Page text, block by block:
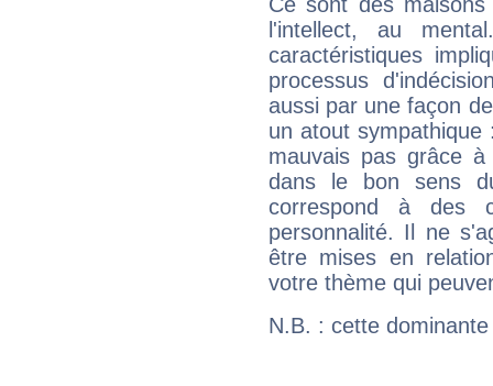
Ce sont des
l'intellect, au
caractéristiques
processus
aussi par une façon
un atout
mauvais pas grâce
dans le bon sens
correspond à des
personnalité. Il ne
être mises en
votre thème qui
N.B. : cette